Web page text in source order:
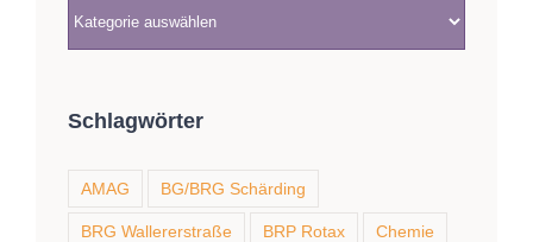
Kategorien
Schlagwörter
AMAG BG/BRG Schärding
BRG Wallererstraße BRP Rotax Chemie